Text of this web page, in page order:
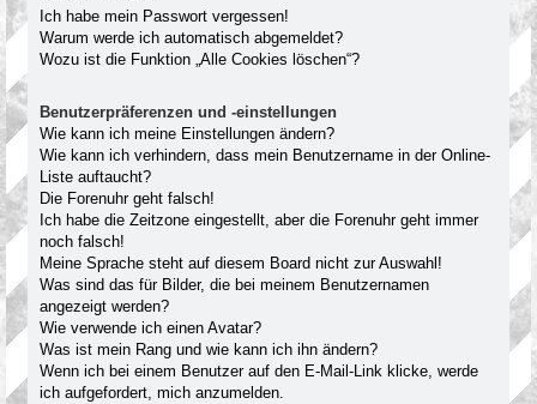
Ich habe mein Passwort vergessen!
Warum werde ich automatisch abgemeldet?
Wozu ist die Funktion „Alle Cookies löschen“?
Benutzerpräferenzen und -einstellungen
Wie kann ich meine Einstellungen ändern?
Wie kann ich verhindern, dass mein Benutzername in der Online-
Liste auftaucht?
Die Forenuhr geht falsch!
Ich habe die Zeitzone eingestellt, aber die Forenuhr geht immer
noch falsch!
Meine Sprache steht auf diesem Board nicht zur Auswahl!
Was sind das für Bilder, die bei meinem Benutzernamen
angezeigt werden?
Wie verwende ich einen Avatar?
Was ist mein Rang und wie kann ich ihn ändern?
Wenn ich bei einem Benutzer auf den E-Mail-Link klicke, werde
ich aufgefordert, mich anzumelden.